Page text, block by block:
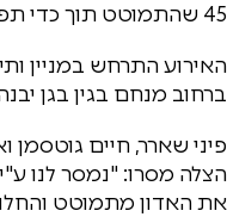
45 שהתמוטט תוך כדי תפילת שחרית של שבת בבית כנסת.
ברחוב מנחם בגין בגן
פיני שארר, חיים גוטסמן
הצלה מסרו: "נמסר לנו
את האדון מתמוטט